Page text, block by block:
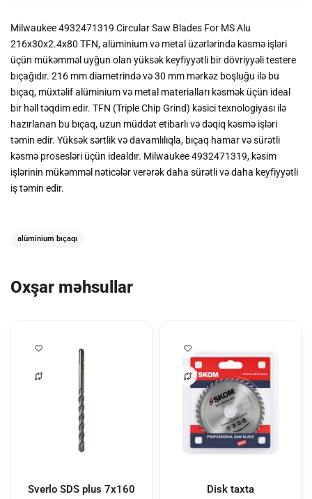
Milwaukee 4932471319 Circular Saw Blades For MS Alu
216x30x2.4x80 TFN, alüminium və metal üzərlərində kəsmə işləri
üçün mükəmməl uyğun olan yüksək keyfiyyətli bir dövriyyəli testere
bıçağıdır. 216 mm diametrində və 30 mm mərkəz boşluğu ilə bu
bıçaq, müxtəlif alüminium və metal materialları kəsmək üçün ideal
bir həll təqdim edir. TFN (Triple Chip Grind) kəsici texnologiyası ilə
hazırlanan bu bıçaq, uzun müddət etibarlı və dəqiq kəsmə işləri
təmin edir. Yüksək sərtlik və davamlılıqla, bıçaq hamar və sürətli
kəsmə prosesləri üçün idealdır. Milwaukee 4932471319, kəsim
işlərinin mükəmməl nəticələr verərək daha sürətli və daha keyfiyyətli
iş təmin edir.
alüminium bıçaqı
Oxşar məhsullar
Sverlo SDS plus 7x160
Disk taxta